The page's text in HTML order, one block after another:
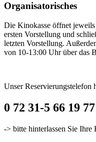
Organisatorisches
Die Kinokasse öffnet
ersten Vorstellung und
letzten Vorstellung.
von 10-13:00 Uhr über das
Unser Reservierungstelefon
0 72 31-5 66 19 77
-> bitte hinterlassen Sie